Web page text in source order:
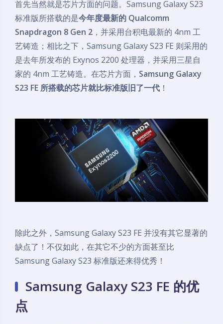
首先当然就是芯片方面的问题。Samsung Galaxy S23
标准版所搭载的是今年度最新的 Qualcomm
Snapdragon 8 Gen 2 ，并采用台积电最新的 4nm 工
艺铸造；相比之下，Samsung Galaxy S23 FE 则采用的
是去年所发布的 Exynos 2200 处理器，并采用三星自
家的 4nm 工艺铸造。在芯片方面， Samsung Galaxy
S23 FE 所搭载的芯片就比标准版旧了一代 ！
除此之外，Samsung Galaxy S23 FE 并没有其它显著的
缺点了！不仅如此，在其它不少的方面甚至比
Samsung Galaxy S23 标准版还来得优秀！
Samsung Galaxy S23 FE 的优
点